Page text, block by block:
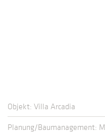
Objekt: Villa Arcadia
Planung/Baumanagement: